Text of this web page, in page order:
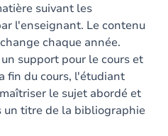
suivant les
l'enseignant. Le contenu
chaque année.
support pour le cours et
fin du cours, l'étudiant
le sujet abordé et
un titre de la bibliographie